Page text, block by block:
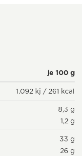
je 100 g
1.092 kj / 261 kcal
8,3 g
1,2 g
33 g
26 g